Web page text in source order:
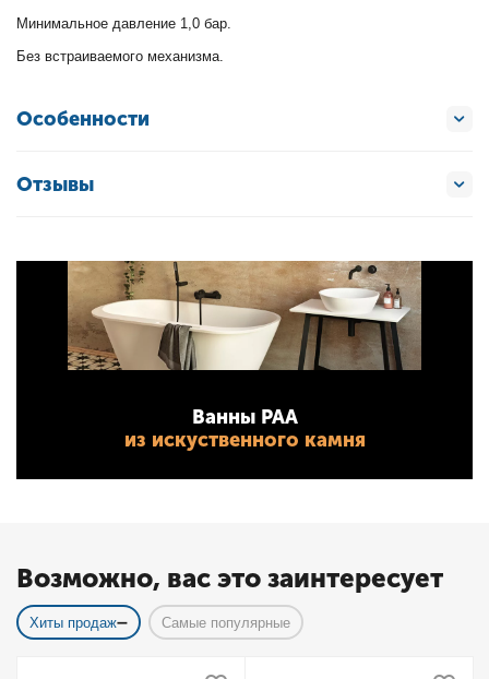
Минимальное давление 1,0 бар.
Без встраиваемого механизма.
Особенности
Отзывы
Ванны PAA
из искуственного камня
Возможно, вас это заинтересует
Хиты продаж Самые популярные